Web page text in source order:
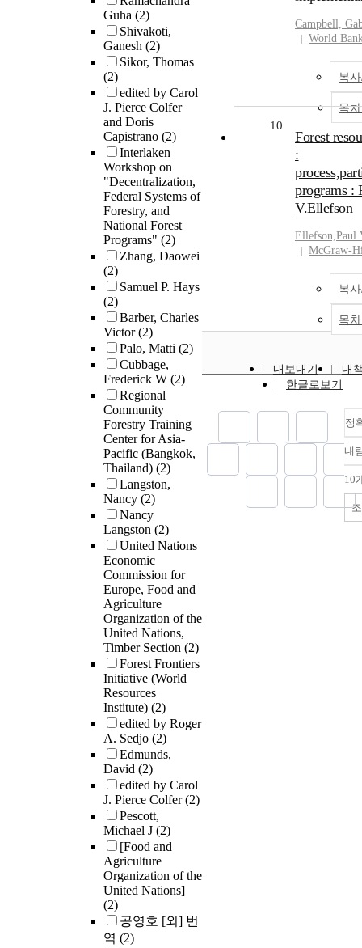
Guha (2)
Shivakoti,
Ganesh (2)
Sikor, Thomas
(2)
edited by Carol
J. Pierce Colfer
and Doris
Capistrano (2)
Interlaken
Workshop on
"Decentralization,
Federal Systems of
Forestry, and
National Forest
Programs" (2)
Zhang, Daowei
(2)
Samuel P. Hays
(2)
Barber, Charles
Victor(2)
Palo, Matti (2)
Cubbage,
Frederick W (2)
Regional
Community
Forestry Training
Center for Asia-
Pacific (Bangkok,
Thailand) (2)
Langston,
Nancy (2)
Nancy
Langston (2)
United Nations
Economic
Commission for
Europe, Food and
Agriculture
Organization of the
United Nations,
Timber Section (2)
Forest Frontiers
Initiative (World
Resources
Institute) (2)
edited by Roger
A. Sedjo (2)
Edmunds,
David (2)
edited by Carol
J. Pierce Colfer(2)
Pescott,
Michael J (2)
[Food and
Agriculture
Organization of the
United Nations]
(2)
공영호 [외] 번
역 (2)
Campbell,
World
복
목
10
Forest
:
programs :
V.Ellefson
Ellefson,Paul
McGraw-
복
목
내보내기
내
한글로보기
정
내
10